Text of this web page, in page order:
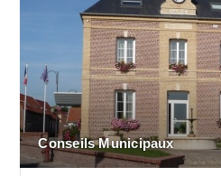
Conseils Municipaux